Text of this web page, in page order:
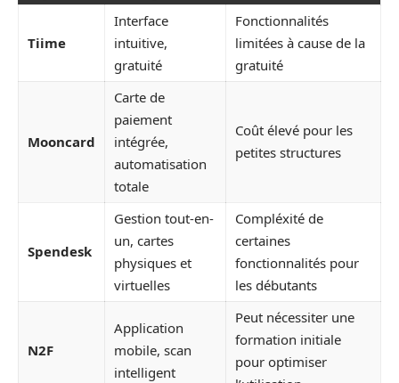
Tiime
Interface
intuitive,
gratuité
Fonctionnalités
limitées à cause de la
gratuité
Mooncard
Carte de
paiement
intégrée,
automatisation
totale
Coût élevé pour les
petites structures
Spendesk
Gestion tout-en-
un, cartes
physiques et
virtuelles
Compléxité de
certaines
fonctionnalités pour
les débutants
N2F
Application
mobile, scan
intelligent
Peut nécessiter une
formation initiale
pour optimiser